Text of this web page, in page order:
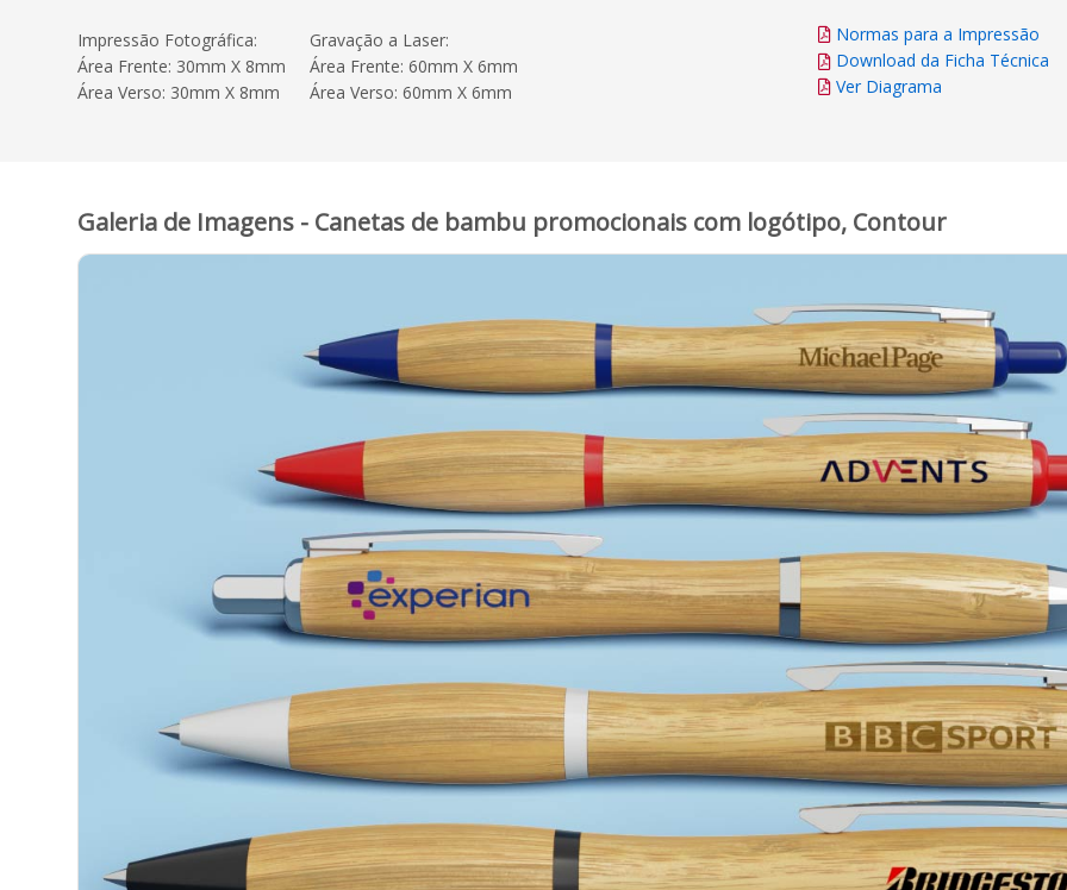
Impressão Fotográfica:
Área Frente: 30mm X 8mm
Área Verso: 30mm X 8mm
Gravação a Laser:
Área Frente: 60mm X 6mm
Área Verso: 60mm X 6mm
Normas para a Impressão
Download da Ficha Técnica
Ver Diagrama
Galeria de Imagens - Canetas de bambu promocionais com logótipo, Contour